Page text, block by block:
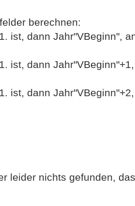
berechnen:
ist, dann Jahr"VBeginn",
ist, dann
ist, dann
leider nichts gefunden,